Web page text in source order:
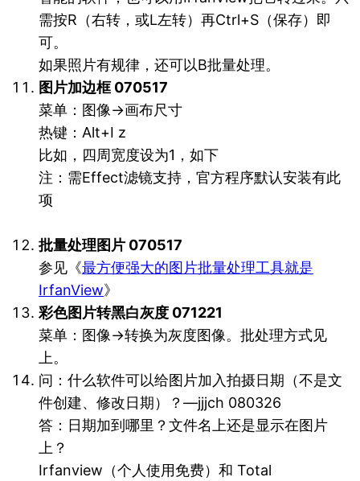
需按R（右转，或L左转）再Ctrl+S（保存）即
可。
如果照片有规律，还可以B批量处理。
图片加边框 070517
菜单：图像→画布尺寸
热键：Alt+I z
比如，四周宽度设为1，如下
注：需Effect滤镜支持，官方程序默认安装有此
项
批量处理图片 070517
参见《最方便强大的图片批量处理工具就是
IrfanView》
彩色图片转黑白灰度 071221
菜单：图像→转换为灰度图像。批处理方式见
上。
问：什么软件可以给图片加入拍摄日期（不是文
件创建、修改日期）？—jjjch 080326
答：日期加到哪里？文件名上还是显示在图片
上？
Irfanview（个人使用免费）和 Total